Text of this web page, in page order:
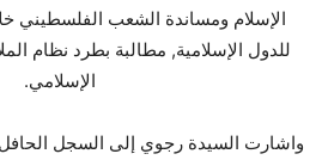
الإسلام ومساندة الشعب الفلسطيني
للدول الإسلامية, مطالبة بطرد نظام
الإسلامي.
واشارت السيدة رجوي إلى السجل الحافل